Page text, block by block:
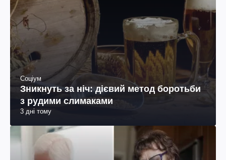
Соціум
Зникнуть за ніч: дієвий метод боротьби
з рудими слимаками
3 дні тому